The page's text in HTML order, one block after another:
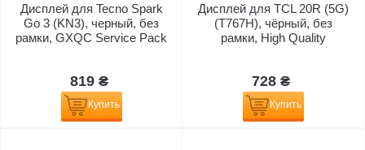
Дисплей для Tecno Spark
Go 3 (KN3), черный, без
рамки, GXQC Service Pack
819 ₴
Купить
Дисплей для TCL 20R (5G)
(T767H), чёрный, без
рамки, High Quality
728 ₴
Купить